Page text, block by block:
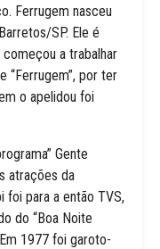
Ferrugem nasceu
SP. Ele é
a trabalhar
“Ferrugem”, por ter
o apelidou foi
Gente
atrações da
foi para a então TVS,
do “Boa Noite
1977 foi garoto-